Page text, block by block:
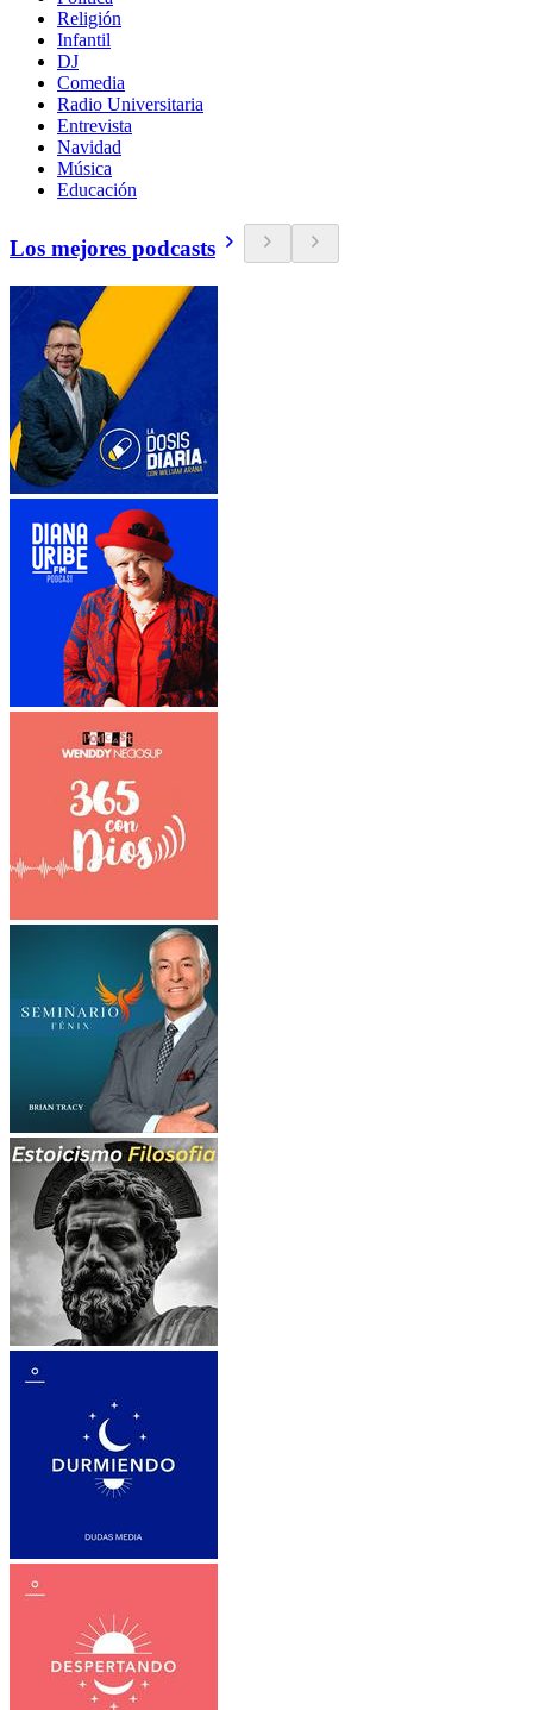
Religión
Infantil
DJ
Comedia
Radio Universitaria
Entrevista
Navidad
Música
Educación
Los mejores podcasts